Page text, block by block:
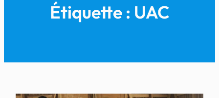
Étiquette : UAC